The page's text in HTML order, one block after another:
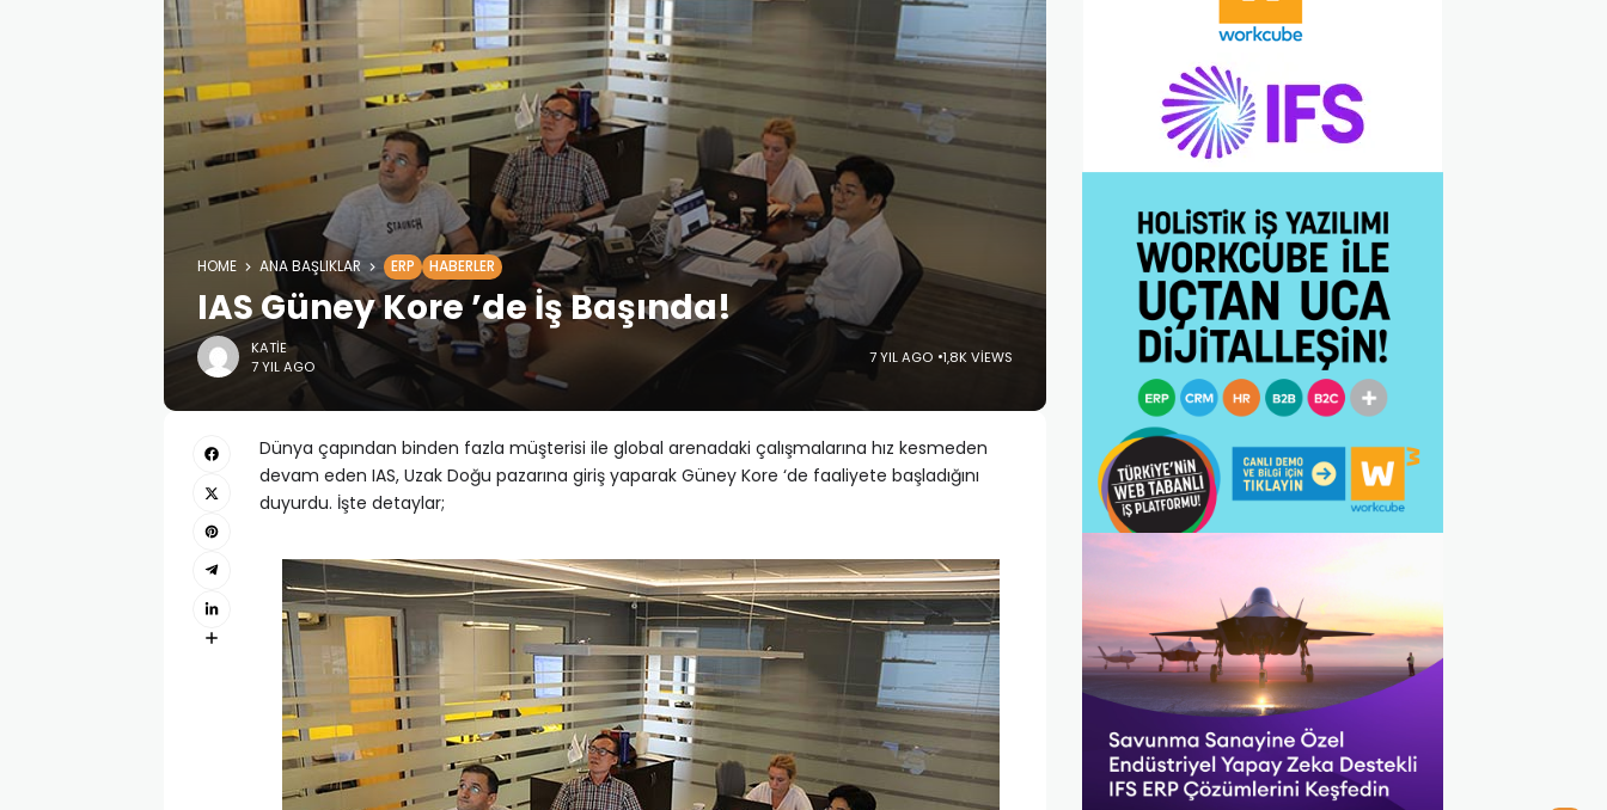
HOME ANA BAŞLIKLAR ERP HABERLER
IAS Güney Kore ’de İş Başında!
KATIE
7 YIL AGO
7 YIL AGO 1,8K VIEWS
Dünya çapından binden fazla müşterisi ile global arenadaki çalışmalarına hız kesmeden
devam eden IAS, Uzak Doğu pazarına giriş yaparak Güney Kore ‘de faaliyete başladığını
duyurdu. İşte detaylar;